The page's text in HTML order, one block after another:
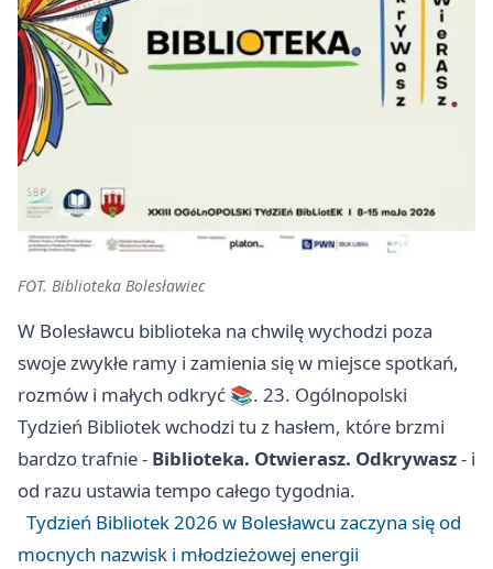
FOT. Biblioteka Bolesławiec
W Bolesławcu biblioteka na chwilę wychodzi poza
swoje zwykłe ramy i zamienia się w miejsce spotkań,
rozmów i małych odkryć 📚. 23. Ogólnopolski
Tydzień Bibliotek wchodzi tu z hasłem, które brzmi
bardzo trafnie - Biblioteka. Otwierasz. Odkrywasz- i
od razu ustawia tempo całego tygodnia.
Tydzień Bibliotek 2026 w Bolesławcu zaczyna się od
mocnych nazwisk i młodzieżowej energii